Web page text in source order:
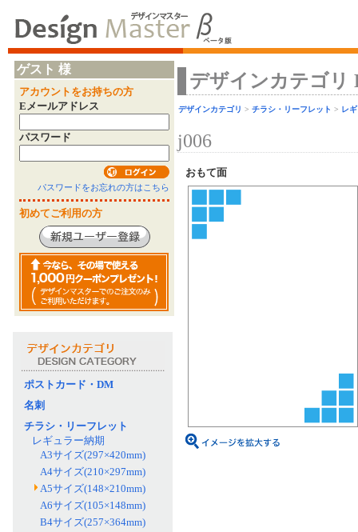
ゲスト 様
アカウントをお持ちの方
Eメールアドレス
パスワード
パスワードをお忘れの方はこちら
初めてご利用の方
ポストカード・DM
名刺
チラシ・リーフレット
レギュラー納期
A3サイズ(297×420mm)
A4サイズ(210×297mm)
A5サイズ(148×210mm)
A6サイズ(105×148mm)
B4サイズ(257×364mm)
デザインカテゴリ
デザインカテゴリ > チラシ・リーフレット > レ
j006
おもて面